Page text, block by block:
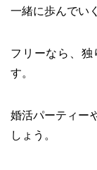
一緒に歩んでい
フリーなら、
す。
婚活パーティー
しょう。